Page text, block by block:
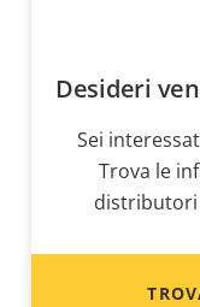
Desideri
Sei
Trova le
distributori